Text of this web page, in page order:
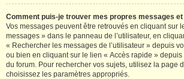
Comment puis-je trouver mes propres messages
Vos messages peuvent être retrouvés en cliquant sur
messages » dans le panneau de l’utilisateur, en
« Rechercher les messages de l’utilisateur » depuis
ou bien en cliquant sur le lien « Accès rapide » depuis
du forum. Pour rechercher vos sujets, utilisez la page
choisissez les paramètres appropriés.